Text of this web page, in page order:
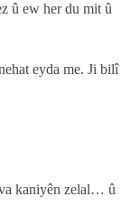
û ew her du mit û
eyda me. Ji bilî
kaniyên zelal… û